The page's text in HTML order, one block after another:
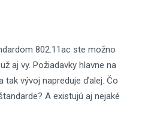
802.11ac ste možno
aj vy. Požiadavky hlavne na
vývoj napreduje ďalej. Čo
A existujú aj nejaké